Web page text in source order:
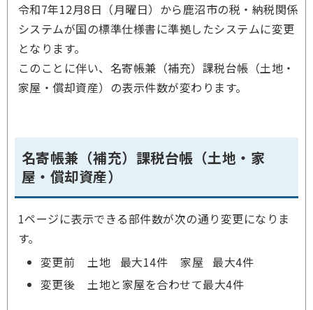
令和7年12月8日（月曜日）から鹿沼市の税・納税関係
システムが国の標準仕様書に準拠したシステムに変更
となります。
このことに伴い、名寄帳兼（補充）課税台帳（土地・
家屋・償却資産）の表示件数が変わります。
名寄帳兼（補充）課税台帳（土地・家
屋・償却資産）
1ページに表示できる部件数が次の通り変更になりま
す。
変更前 土地 最大14件 家屋 最大4件
変更後 土地と家屋を合わせて最大4件